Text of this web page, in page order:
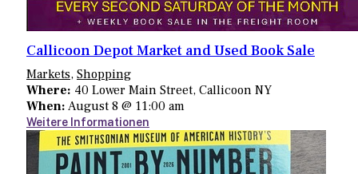
Callicoon Depot Market and Used Book Sale
Markets, Shopping
Where: 40 Lower Main Street, Callicoon NY
When: August 8 @ 11:00 am
Weitere Informationen